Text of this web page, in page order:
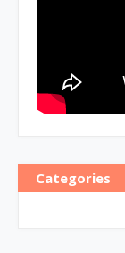
Categories